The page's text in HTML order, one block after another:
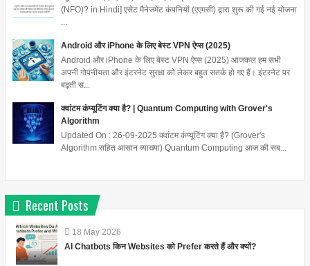
(NFO)? in Hindi] एसेट मैनेजमेंट कंपनियों (एएमसी) द्वारा शुरू की गई नई योजना
Android और iPhone के लिए बेस्ट VPN ऐप्स (2025)
Android और iPhone के लिए बेस्ट VPN ऐप्स (2025) आजकल हम सभी
अपनी गोपनीयता और इंटरनेट सुरक्षा को लेकर बहुत सतर्क हो गए हैं। इंटरनेट पर
बढ़ती स...
क्वांटम कंप्यूटिंग क्या है? | Quantum Computing with Grover's
Algorithm
Updated On : 26-09-2025 क्वांटम कंप्यूटिंग क्या है? (Grover's
Algorithm सहित आसान व्याख्या) Quantum Computing आज की सब...
Recent Posts
18 May 2026
AI Chatbots किन Websites को Prefer करते हैं और क्यों?